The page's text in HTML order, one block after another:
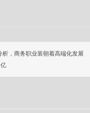
，商务职业装朝着高端化发展